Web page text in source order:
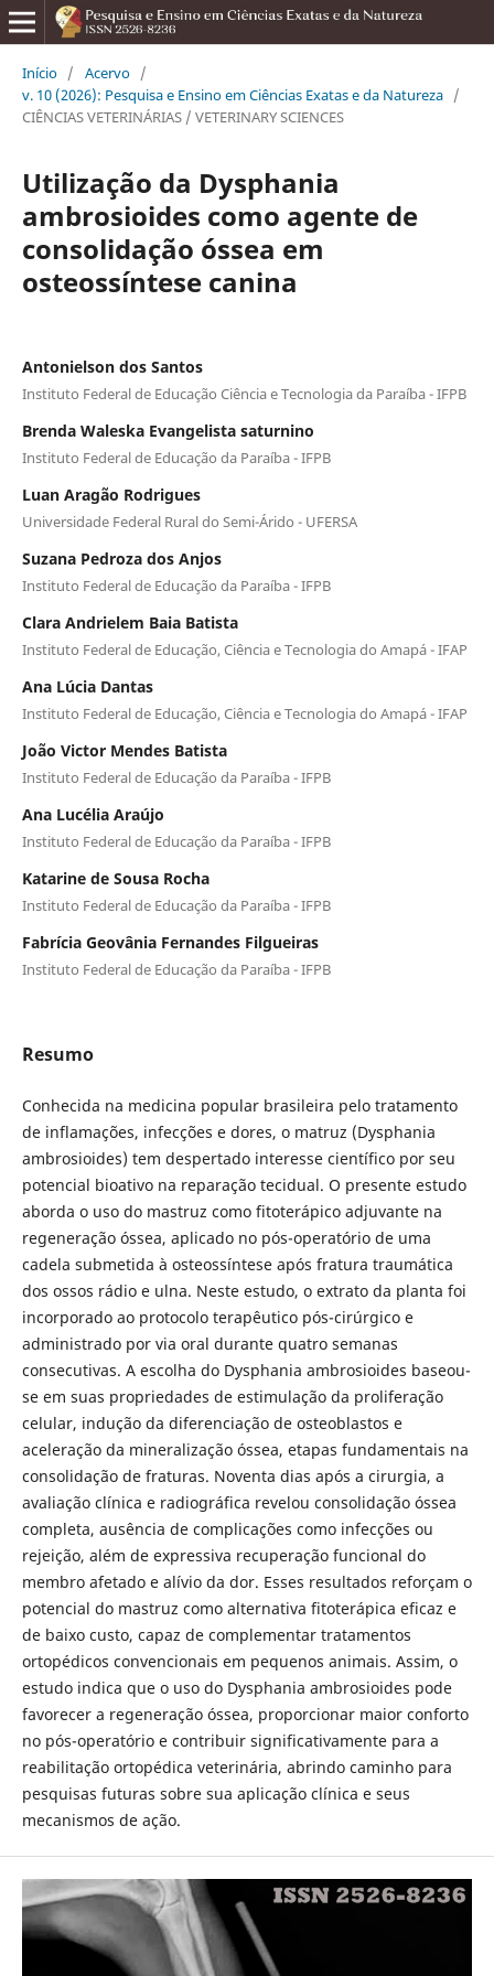
Início / Acervo /
v. 10 (2026): Pesquisa e Ensino em Ciências Exatas e da Natureza /
CIÊNCIAS VETERINÁRIAS / VETERINARY SCIENCES
Utilização da Dysphania
ambrosioides como agente de
consolidação óssea em
osteossíntese canina
Antonielson dos Santos
Instituto Federal de Educação Ciência e Tecnologia da Paraíba - IFPB
Brenda Waleska Evangelista saturnino
Instituto Federal de Educação da Paraíba - IFPB
Luan Aragão Rodrigues
Universidade Federal Rural do Semi-Árido - UFERSA
Suzana Pedroza dos Anjos
Instituto Federal de Educação da Paraíba - IFPB
Clara Andrielem Baia Batista
Instituto Federal de Educação, Ciência e Tecnologia do Amapá - IFAP
Ana Lúcia Dantas
Instituto Federal de Educação, Ciência e Tecnologia do Amapá - IFAP
João Victor Mendes Batista
Instituto Federal de Educação da Paraíba - IFPB
Ana Lucélia Araújo
Instituto Federal de Educação da Paraíba - IFPB
Katarine de Sousa Rocha
Instituto Federal de Educação da Paraíba - IFPB
Fabrícia Geovânia Fernandes Filgueiras
Instituto Federal de Educação da Paraíba - IFPB
Resumo
Conhecida na medicina popular brasileira pelo tratamento
de inflamações, infecções e dores, o matruz (Dysphania
ambrosioides) tem despertado interesse científico por seu
potencial bioativo na reparação tecidual. O presente estudo
aborda o uso do mastruz como fitoterápico adjuvante na
regeneração óssea, aplicado no pós-operatório de uma
cadela submetida à osteossíntese após fratura traumática
dos ossos rádio e ulna. Neste estudo, o extrato da planta foi
incorporado ao protocolo terapêutico pós-cirúrgico e
administrado por via oral durante quatro semanas
consecutivas. A escolha do Dysphania ambrosioides baseou-
se em suas propriedades de estimulação da proliferação
celular, indução da diferenciação de osteoblastos e
aceleração da mineralização óssea, etapas fundamentais na
consolidação de fraturas. Noventa dias após a cirurgia, a
avaliação clínica e radiográfica revelou consolidação óssea
completa, ausência de complicações como infecções ou
rejeição, além de expressiva recuperação funcional do
membro afetado e alívio da dor. Esses resultados reforçam o
potencial do mastruz como alternativa fitoterápica eficaz e
de baixo custo, capaz de complementar tratamentos
ortopédicos convencionais em pequenos animais. Assim, o
estudo indica que o uso do Dysphania ambrosioides pode
favorecer a regeneração óssea, proporcionar maior conforto
no pós-operatório e contribuir significativamente para a
reabilitação ortopédica veterinária, abrindo caminho para
pesquisas futuras sobre sua aplicação clínica e seus
mecanismos de ação.